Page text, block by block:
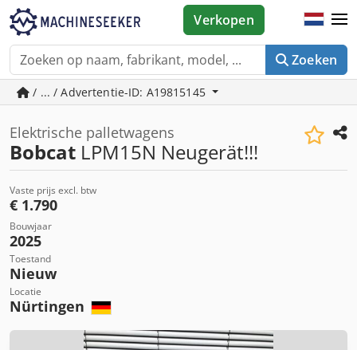
Zoeken
Verkopen
/ ... / Advertentie-ID: A19815145
Elektrische palletwagens
Bobcat LPM15N Neugerät!!!
Vaste prijs excl. btw
€ 1.790
Bouwjaar
2025
Toestand
Nieuw
Locatie
Nürtingen